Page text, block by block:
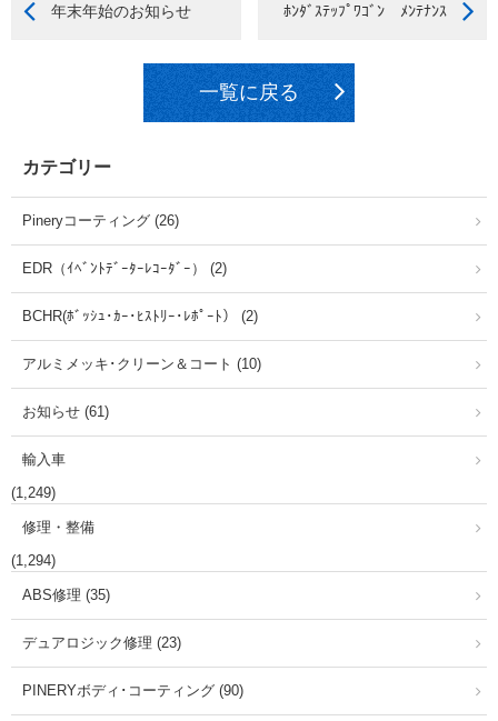
年末年始のお知らせ ﾎﾝﾀﾞｽﾃｯﾌﾟﾜｺﾞﾝ ﾒﾝﾃﾅﾝｽ
一覧に戻る
カテゴリー
Pineryコーティング (26)
EDR（ｲﾍﾞﾝﾄﾃﾞｰﾀｰﾚｺｰﾀﾞｰ） (2)
BCHR(ﾎﾞｯｼｭ･ｶｰ･ﾋｽﾄﾘｰ･ﾚﾎﾟｰﾄ） (2)
アルミメッキ･クリーン＆コート (10)
お知らせ (61)
輸入車
(1,249)
修理・整備
(1,294)
ABS修理 (35)
デュアロジック修理 (23)
PINERYボディ･コーティング (90)